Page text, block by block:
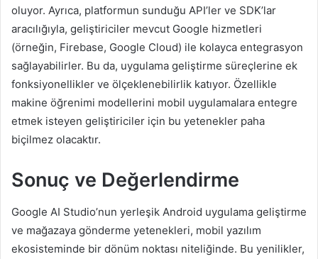
oluyor. Ayrıca, platformun sunduğu API’ler ve SDK’lar
aracılığıyla, geliştiriciler mevcut Google hizmetleri
(örneğin, Firebase, Google Cloud) ile kolayca entegrasyon
sağlayabilirler. Bu da, uygulama geliştirme süreçlerine ek
fonksiyonellikler ve ölçeklenebilirlik katıyor. Özellikle
makine öğrenimi modellerini mobil uygulamalara entegre
etmek isteyen geliştiriciler için bu yetenekler paha
biçilmez olacaktır.
Sonuç ve Değerlendirme
Google AI Studio’nun yerleşik Android uygulama geliştirme
ve mağazaya gönderme yetenekleri, mobil yazılım
ekosisteminde bir dönüm noktası niteliğinde. Bu yenilikler,